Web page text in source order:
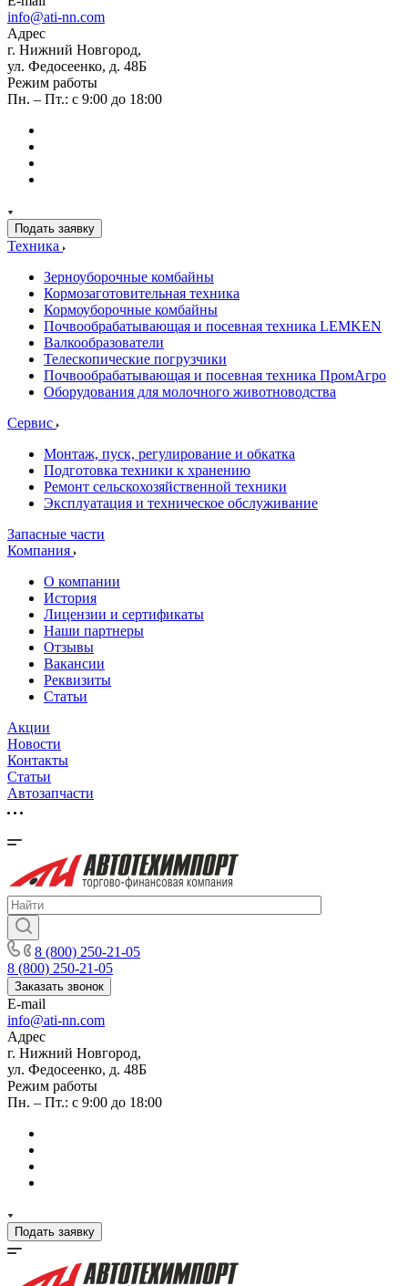
info@ati-nn.com
Адрес
г. Нижний Новгород,
ул. Федосеенко, д. 48Б
Режим работы
Пн. – Пт.: с 9:00 до 18:00
Подать заявку
Техника
Зерноуборочные комбайны
Кормозаготовительная техника
Кормоуборочные комбайны
Почвообрабатывающая и посевная техника LEMKEN
Валкообразователи
Телескопические погрузчики
Почвообрабатывающая и посевная техника ПромАгро
Оборудования для молочного животноводства
Сервис
Монтаж, пуск, регулирование и обкатка
Подготовка техники к хранению
Ремонт сельскохозяйственной техники
Эксплуатация и техническое обслуживание
Запасные части
Компания
О компании
История
Лицензии и сертификаты
Наши партнеры
Отзывы
Вакансии
Реквизиты
Статьи
Акции
Новости
Контакты
Статьи
Автозапчасти
8 (800) 250-21-05
8 (800) 250-21-05
Заказать звонок
E-mail
info@ati-nn.com
Адрес
г. Нижний Новгород,
ул. Федосеенко, д. 48Б
Режим работы
Пн. – Пт.: с 9:00 до 18:00
Подать заявку